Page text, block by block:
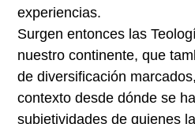
experiencias.
Surgen entonces las
nuestro continente, que
de diversificación
contexto desde dónde se
subjetividades de quienes